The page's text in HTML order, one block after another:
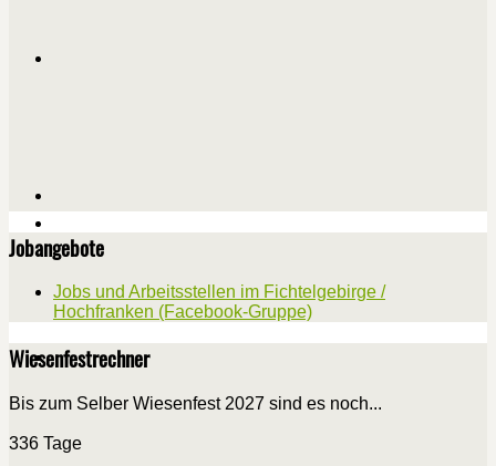
Jobangebote
Jobs und Arbeitsstellen im Fichtelgebirge /
Hochfranken (Facebook-Gruppe)
Wiesenfestrechner
Bis zum Selber Wiesenfest 2027 sind es noch...
336 Tage